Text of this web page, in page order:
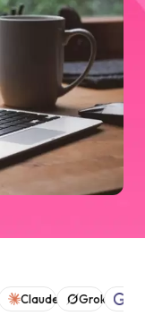
Claude Grok